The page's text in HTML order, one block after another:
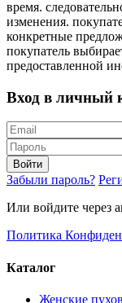
время.
изменения.
конкретные
покупатель
предоставленной
Вход в личный
Войти
Забыли пароль?
Или войдите через
Политика
Каталог
Женские